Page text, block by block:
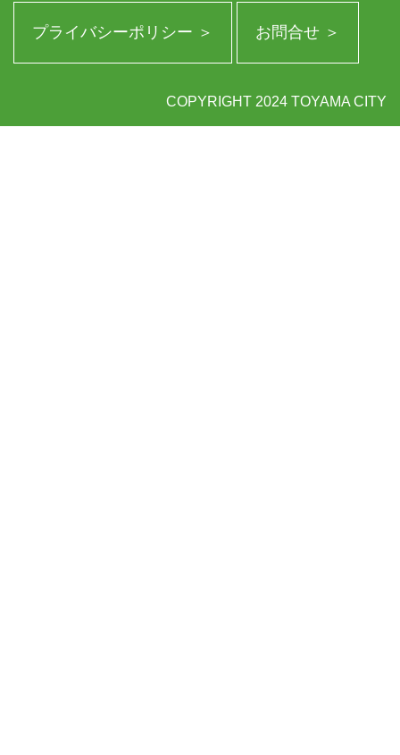
プライバシーポリシー ＞ お問合せ ＞
COPYRIGHT 2024 TOYAMA CITY